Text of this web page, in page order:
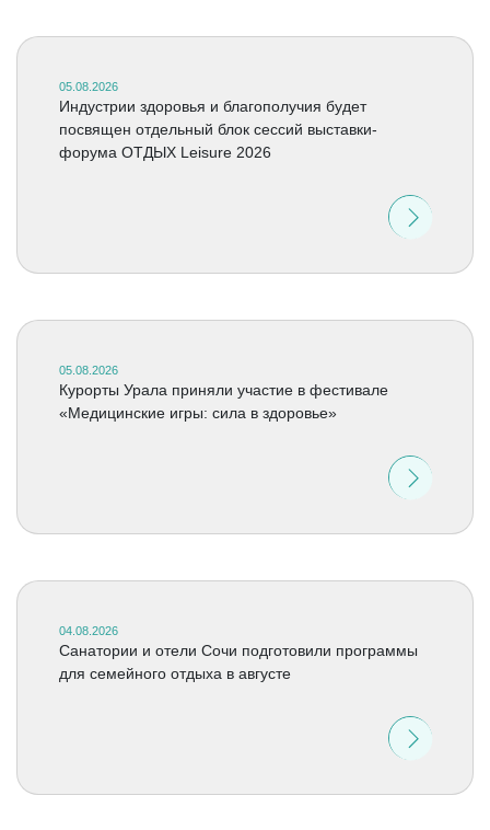
05.08.2026
Индустрии здоровья и благополучия будет
посвящен отдельный блок сессий выставки-
форума ОТДЫХ Leisure 2026
05.08.2026
Курорты Урала приняли участие в фестивале
«Медицинские игры: сила в здоровье»
04.08.2026
Санатории и отели Сочи подготовили программы
для семейного отдыха в августе